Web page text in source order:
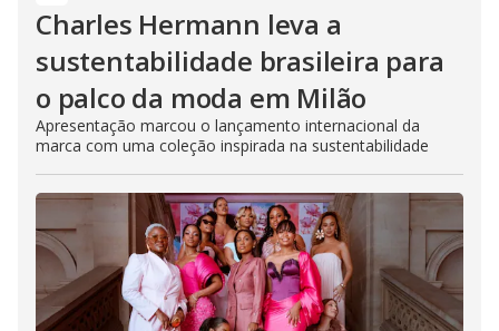
Charles Hermann leva a
sustentabilidade brasileira para
o palco da moda em Milão
Apresentação marcou o lançamento internacional da
marca com uma coleção inspirada na sustentabilidade